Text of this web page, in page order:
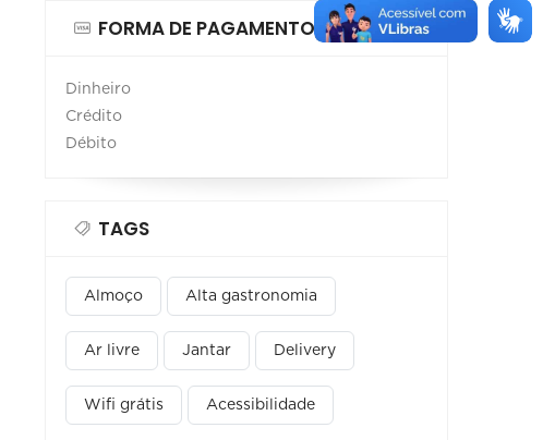
FORMA DE PAGAMENTO
Dinheiro
Crédito
Débito
TAGS
Almoço Alta gastronomia
Ar livre Jantar Delivery
Wifi grátis Acessibilidade